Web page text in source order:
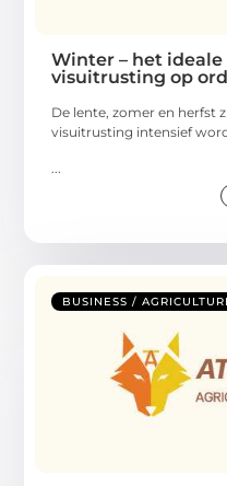
Winter – het
visuitrusting op
De lente, zomer en herfst
visuitrusting intensief
BUSINESS /